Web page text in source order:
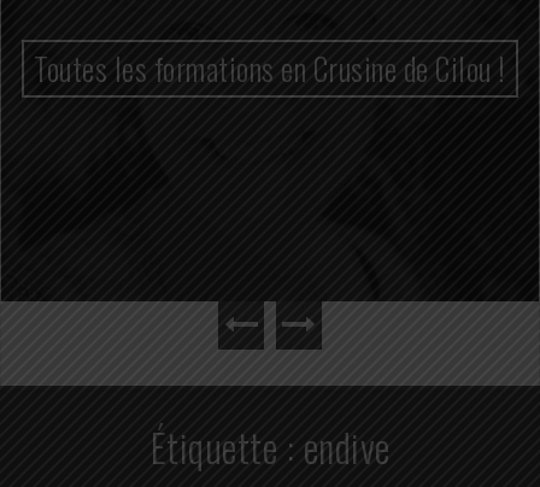
Toutes les formations en Crusine de Cilou !
Étiquette : endive